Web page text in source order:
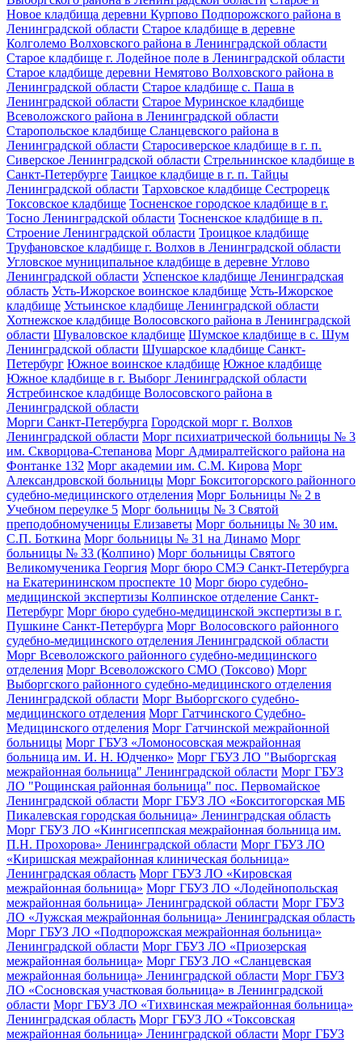
Новое кладбища деревни Курпово Подпорожского района в
Ленинградской области Старое кладбище в деревне
Колголемо Волховского района в Ленинградской области
Старое кладбище г. Лодейное поле в Ленинградской области
Старое кладбище деревни Немятово Волховского района в
Ленинградской области Старое кладбище с. Паша в
Ленинградской области Старое Муринское кладбище
Всеволожского района в Ленинградской области
Старопольское кладбище Сланцевского района в
Ленинградской области Старосиверское кладбище в г. п.
Сиверское Ленинградской области Стрельнинское кладбище в
Санкт-Петербурге Таицкое кладбище в г. п. Тайцы
Ленинградской области Тарховское кладбище Сестрорецк
Токсовское кладбище Тосненское городское кладбище в г.
Тосно Ленинградской области Тосненское кладбище в п.
Строение Ленинградской области Троицкое кладбище
Труфановское кладбище г. Волхов в Ленинградской области
Угловское муниципальное кладбище в деревне Углово
Ленинградской области Успенское кладбище Ленинградская
область Усть-Ижорское воинское кладбище Усть-Ижорское
кладбище Устьинское кладбище Ленинградской области
Хотнежское кладбище Волосовского района в Ленинградской
области Шуваловское кладбище Шумское кладбище в с. Шум
Ленинградской области Шушарское кладбище Санкт-
Петербург Южное воинское кладбище Южное кладбище
Южное кладбище в г. Выборг Ленинградской области
Ястребинское кладбище Волосовского района в
Ленинградской области
Морги Санкт-Петербурга Городской морг г. Волхов
Ленинградской области Морг психиатрической больницы № 3
им. Скворцова-Степанова Морг Адмиралтейского района на
Фонтанке 132 Морг академии им. С.М. Кирова Морг
Александровской больницы Морг Бокситогорского районного
судебно-медицинского отделения Морг Больницы № 2 в
Учебном переулке 5 Морг больницы № 3 Святой
преподобномученицы Елизаветы Морг больницы № 30 им.
С.П. Боткина Морг больницы № 31 на Динамо Морг
больницы № 33 (Колпино) Морг больницы Святого
Великомученика Георгия Морг бюро СМЭ Санкт-Петербурга
на Екатерининском проспекте 10 Морг бюро судебно-
медицинской экспертизы Колпинское отделение Санкт-
Петербург Морг бюро судебно-медицинской экспертизы в г.
Пушкине Санкт-Петербурга Морг Волосовского районного
судебно-медицинского отделения Ленинградской области
Морг Всеволожского районного судебно-медицинского
отделения Морг Всеволожского СМО (Токсово) Морг
Выборгского районного судебно-медицинского отделения
Ленинградской области Морг Выборгского судебно-
медицинского отделения Морг Гатчинского Судебно-
Медицинского отделения Морг Гатчинской межрайонной
больницы Морг ГБУЗ «Ломоносовская межрайонная
больница им. И. Н. Юдченко» Морг ГБУЗ ЛО "Выборгская
межрайонная больница" Ленинградской области Морг ГБУЗ
ЛО "Рощинская районная больница" пос. Первомайское
Ленинградской области Морг ГБУЗ ЛО «Бокситогорская МБ
Пикалевская городская больница» Ленинградская область
Морг ГБУЗ ЛО «Кингисеппская межрайонная больница им.
П.Н. Прохорова» Ленинградской области Морг ГБУЗ ЛО
«Киришская межрайонная клиническая больница»
Ленинградская область Морг ГБУЗ ЛО «Кировская
межрайонная больница» Морг ГБУЗ ЛО «Лодейнопольская
межрайонная больница» Ленинградской области Морг ГБУЗ
ЛО «Лужская межрайонная больница» Ленинградская область
Морг ГБУЗ ЛО «Подпорожская межрайонная больница»
Ленинградской области Морг ГБУЗ ЛО «Приозерская
межрайонная больница» Морг ГБУЗ ЛО «Сланцевская
межрайонная больница» Ленинградской области Морг ГБУЗ
ЛО «Сосновская участковая больница» в Ленинградской
области Морг ГБУЗ ЛО «Тихвинская межрайонная больница»
Ленинградская область Морг ГБУЗ ЛО «Токсовская
межрайонная больница» Ленинградской области Морг ГБУЗ